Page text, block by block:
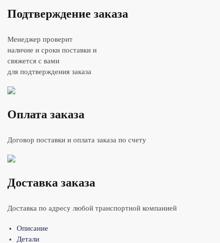
Подтверждение заказа
Менеджер проверит
наличие и сроки поставки и
свяжется с вами
для подтверждения заказа
Оплата заказа
Договор поставки и оплата заказа по счету
Доставка заказа
Доставка по адресу любой транспортной компанией
Описание
Детали